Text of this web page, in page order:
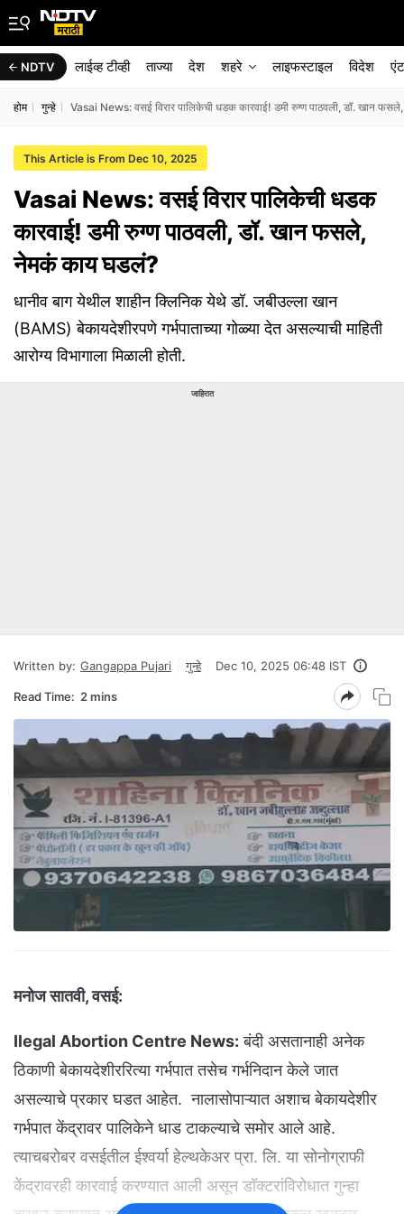
NDTV लाईव्ह टीव्ही ताज्या देश शहरे लाइफस्टाइल विदेश
होम गुन्हे Vasai News: वसई विरार पालिकेची धडक कारवाई! डमी रुग्ण पाठवली, डॉ. खान
This Article is From Dec 10, 2025
Vasai News: वसई विरार पालिकेची धडक
कारवाई! डमी रुग्ण पाठवली, डॉ. खान फसले,
नेमकं काय घडलं?
धानीव बाग येथील शाहीन क्लिनिक येथे डॉ. जबीउल्ला खान
(BAMS) बेकायदेशीरपणे गर्भपाताच्या गोळ्या देत असल्याची माहिती
आरोग्य विभागाला मिळाली होती.
जाहिरात
Written by: Gangappa Pujari गुन्हे Dec 10, 2025 06:48 IST
Read Time: 2 mins
मनोज सातवी, वसई:
Ilegal Abortion Centre News: बंदी असतानाही अनेक
ठिकाणी बेकायदेशीररित्या गर्भपात तसेच गर्भनिदान केले जात
असल्याचे प्रकार घडत आहेत. नालासोपाऱ्यात अशाच बेकायदेशीर
गर्भपात केंद्रावर पालिकेने धाड टाकल्याचे समोर आले आहे.
त्याचबरोबर वसईतील ईश्वर्या हेल्थकेअर प्रा. लि. या सोनोग्राफी
केंद्रावरही कारवाई करण्यात आली असून डॉक्टरांविरोधात गुन्हा